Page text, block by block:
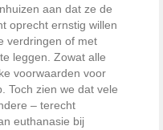
aan dat ze de
oprecht ernstig willen
verdringen of met
leggen. Zowat alle
voorwaarden voor
Toch zien we dat vele
– terecht
euthanasie bij